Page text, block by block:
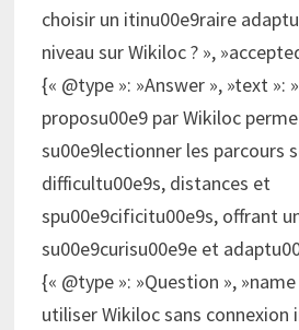
choisir un itinu00e9raire
niveau sur Wikiloc ? »,
{« @type »: »Answer », »text »:
proposu00e9 par Wikiloc
su00e9lectionner les parcours
difficultu00e9s, distances et
spu00e9cificitu00e9s, offrant
su00e9curisu00e9e et
{« @type »: »Question »,
utiliser Wikiloc sans connexion